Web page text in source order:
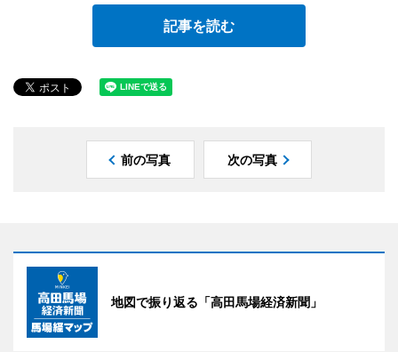
記事を読む
前の写真 次の写真
地図で振り返る「高田馬場経済新聞」